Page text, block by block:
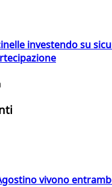
investendo su
vivono